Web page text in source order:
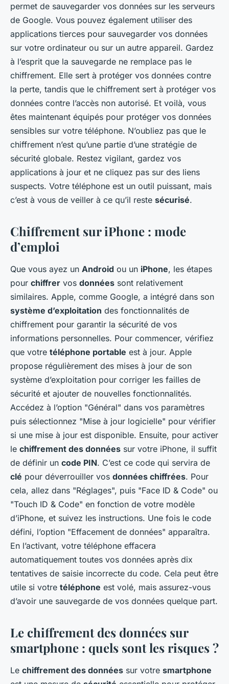
permet de sauvegarder vos données sur les serveurs
de Google. Vous pouvez également utiliser des
applications tierces pour sauvegarder vos données
sur votre ordinateur ou sur un autre appareil. Gardez
à l’esprit que la sauvegarde ne remplace pas le
chiffrement. Elle sert à protéger vos données contre
la perte, tandis que le chiffrement sert à protéger vos
données contre l’accès non autorisé. Et voilà, vous
êtes maintenant équipés pour protéger vos données
sensibles sur votre téléphone. N’oubliez pas que le
chiffrement n’est qu’une partie d’une stratégie de
sécurité globale. Restez vigilant, gardez vos
applications à jour et ne cliquez pas sur des liens
suspects. Votre téléphone est un outil puissant, mais
c’est à vous de veiller à ce qu’il reste sécurisé.
Chiffrement sur iPhone : mode
d’emploi
Que vous ayez un Android ou un iPhone, les étapes
pour chiffrer vos données sont relativement
similaires. Apple, comme Google, a intégré dans son
système d’exploitation des fonctionnalités de
chiffrement pour garantir la sécurité de vos
informations personnelles. Pour commencer, vérifiez
que votre téléphone portable est à jour. Apple
propose régulièrement des mises à jour de son
système d’exploitation pour corriger les failles de
sécurité et ajouter de nouvelles fonctionnalités.
Accédez à l’option "Général" dans vos paramètres
puis sélectionnez "Mise à jour logicielle" pour vérifier
si une mise à jour est disponible. Ensuite, pour activer
le chiffrement des données sur votre iPhone, il suffit
de définir un code PIN. C’est ce code qui servira de
clé pour déverrouiller vos données chiffrées. Pour
cela, allez dans "Réglages", puis "Face ID & Code" ou
"Touch ID & Code" en fonction de votre modèle
d’iPhone, et suivez les instructions. Une fois le code
défini, l’option "Effacement de données" apparaîtra.
En l’activant, votre téléphone effacera
automatiquement toutes vos données après dix
tentatives de saisie incorrecte du code. Cela peut être
utile si votre téléphone est volé, mais assurez-vous
d’avoir une sauvegarde de vos données quelque part.
Le chiffrement des données sur
smartphone : quels sont les risques ?
Le chiffrement des données sur votre smartphone